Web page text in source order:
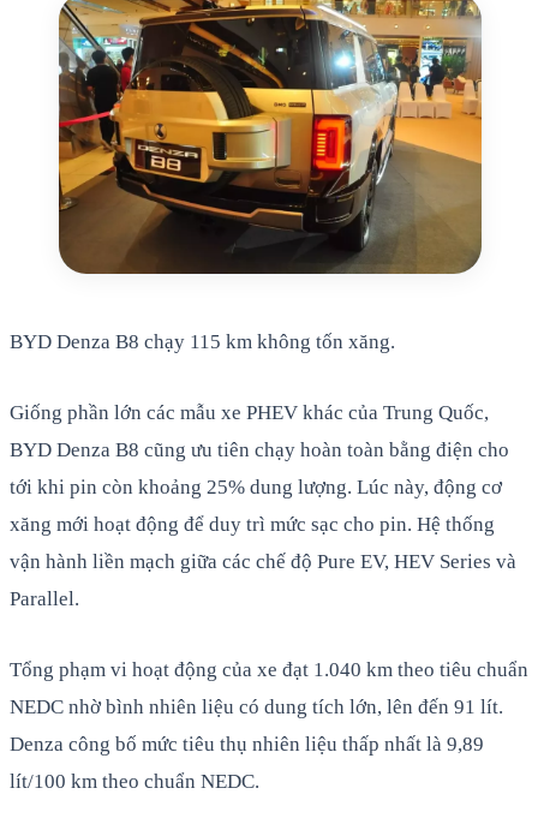
BYD Denza B8 chạy 115 km không tốn xăng.
Giống phần lớn các mẫu xe PHEV khác của Trung Quốc,
BYD Denza B8 cũng ưu tiên chạy hoàn toàn bằng điện cho
tới khi pin còn khoảng 25% dung lượng. Lúc này, động cơ
xăng mới hoạt động để duy trì mức sạc cho pin. Hệ thống
vận hành liền mạch giữa các chế độ Pure EV, HEV Series và
Parallel.
Tổng phạm vi hoạt động của xe đạt 1.040 km theo tiêu chuẩn
NEDC nhờ bình nhiên liệu có dung tích lớn, lên đến 91 lít.
Denza công bố mức tiêu thụ nhiên liệu thấp nhất là 9,89
lít/100 km theo chuẩn NEDC.